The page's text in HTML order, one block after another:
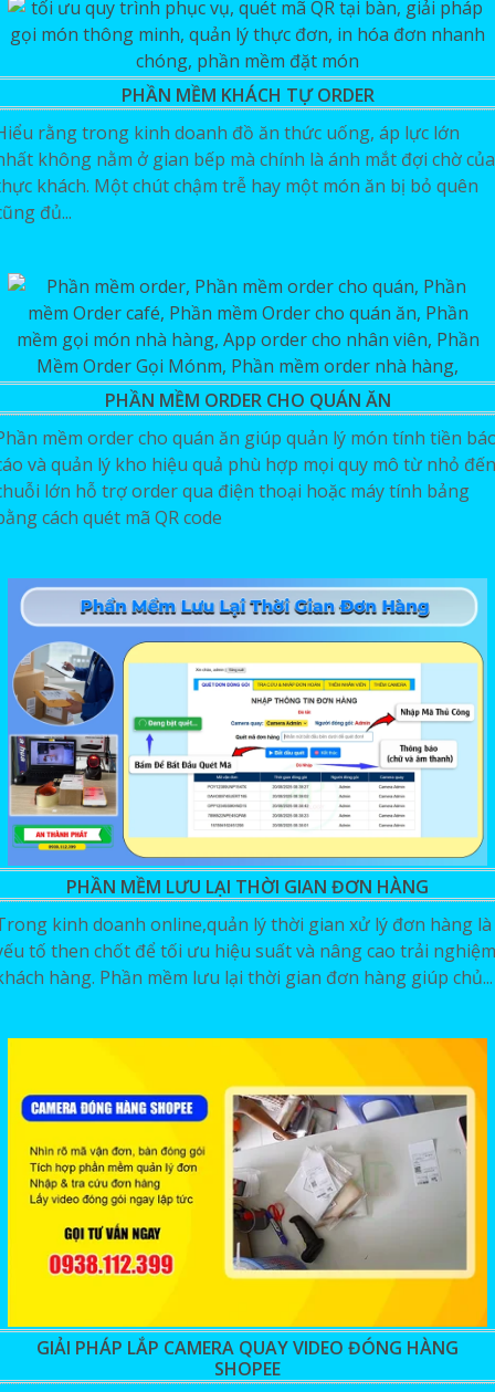
PHẦN MỀM KHÁCH TỰ ORDER
rằng trong kinh doanh đồ ăn thức uống, áp lực lớn
không nằm ở gian bếp mà chính là ánh mắt đợi chờ của
khách. Một chút chậm trễ hay một món ăn bị bỏ quên
đủ...
PHẦN MỀM ORDER CHO QUÁN ĂN
mềm order cho quán ăn giúp quản lý món tính tiền
và quản lý kho hiệu quả phù hợp mọi quy mô từ nhỏ đến
lớn hỗ trợ order qua điện thoại hoặc máy tính bảng
cách quét mã QR code
PHẦN MỀM LƯU LẠI THỜI GIAN ĐƠN HÀNG
kinh doanh online,quản lý thời gian xử lý đơn hàng là
tố then chốt để tối ưu hiệu suất và nâng cao trải nghiệm
hàng. Phần mềm lưu lại thời gian đơn hàng giúp chủ...
GIẢI PHÁP LẮP CAMERA QUAY VIDEO ĐÓNG HÀNG
SHOPEE